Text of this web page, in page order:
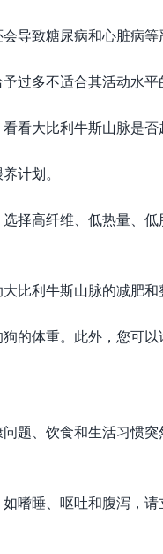
导致糖尿病和心脏病等
过多不适合其活动水平
看大比利牛斯山脉是否
计划。
择高纤维、低热量、
比利牛斯山脉的减肥和
的体重。此外，您可
题、饮食和生活习惯
嗜睡、呕吐和腹泻，请